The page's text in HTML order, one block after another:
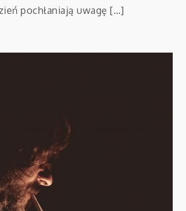
pochłaniają uwagę […]